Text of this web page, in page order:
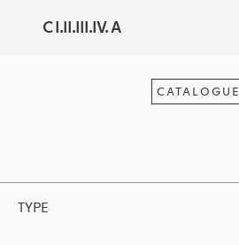
C I.II.III.IV. A
CATALOGUE
TYPE